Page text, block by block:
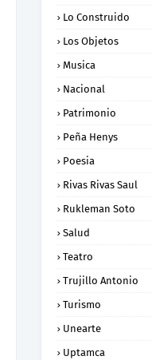
Lo Construido
Los Objetos
Musica
Nacional
Patrimonio
Peña Henys
Poesia
Rivas Rivas Saul
Rukleman Soto
Salud
Teatro
Trujillo Antonio
Turismo
Unearte
Uptamca